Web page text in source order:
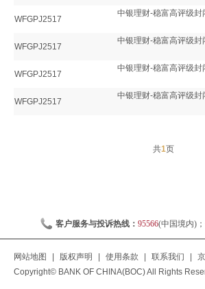
WFGPJ2517
中银理财-稳富高评级
WFGPJ2517
中银理财-稳富高评级封
WFGPJ2517
中银理财-稳富高评级
WFGPJ2517
中银理财-稳富高评级封
共1页
客户服务与投诉热线： 95566(中国境内)；
网站地图 版权声明 使用条款 联系我们
Copyright© BANK OF CHINA(BOC) All Rights